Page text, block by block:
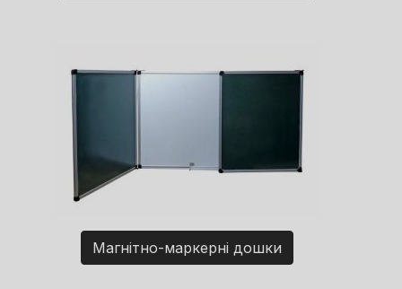
Магнітно-маркерні дошки